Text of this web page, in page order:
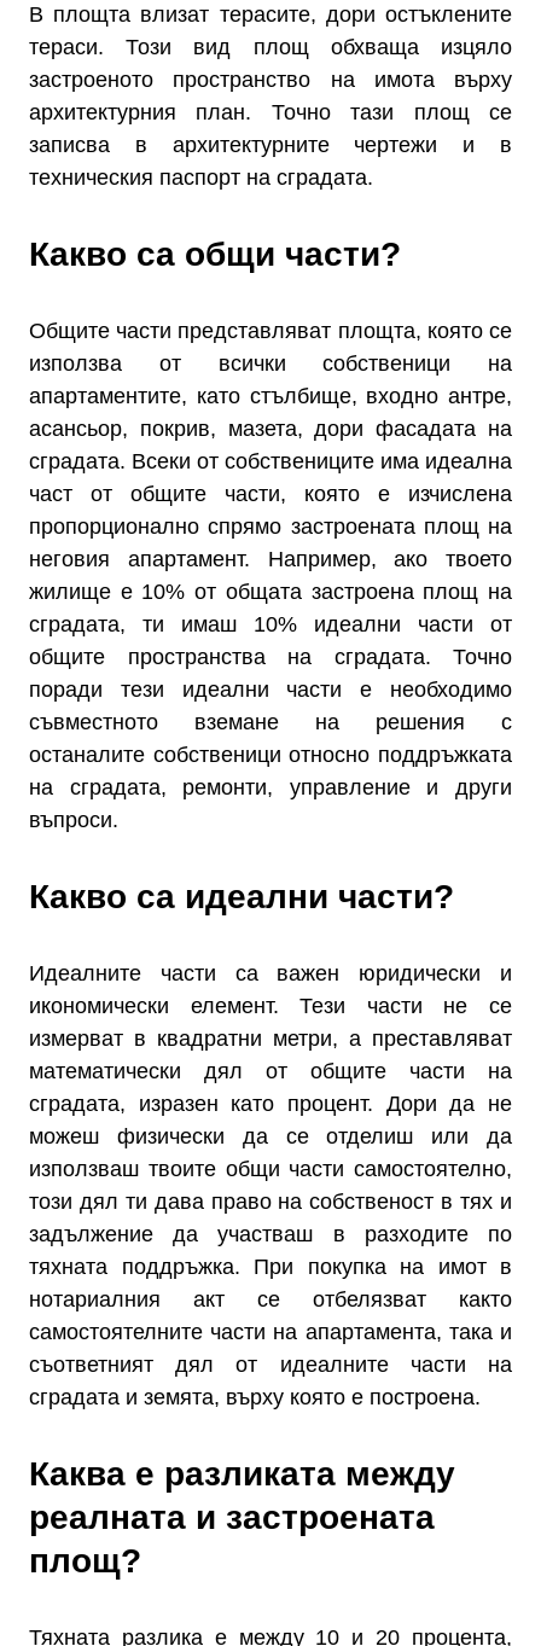
В площта влизат терасите, дори остъклените
тераси. Този вид площ обхваща изцяло
застроеното пространство на имота върху
архитектурния план. Точно тази площ се
записва в архитектурните чертежи и в
техническия паспорт на сградата.
Какво са общи части?
Общите части представляват площта, която се
използва от всички собственици на
апартаментите, като стълбище, входно антре,
асансьор, покрив, мазета, дори фасадата на
сградата. Всеки от собствениците има идеална
част от общите части, която е изчислена
пропорционално спрямо застроената площ на
неговия апартамент. Например, ако твоето
жилище е 10% от общата застроена площ на
сградата, ти имаш 10% идеални части от
общите пространства на сградата. Точно
поради тези идеални части е необходимо
съвместното вземане на решения с
останалите собственици относно поддръжката
на сградата, ремонти, управление и други
въпроси.
Какво са идеални части?
Идеалните части са важен юридически и
икономически елемент. Тези части не се
измерват в квадратни метри, а преставляват
математически дял от общите части на
сградата, изразен като процент. Дори да не
можеш физически да се отделиш или да
използваш твоите общи части самостоятелно,
този дял ти дава право на собственост в тях и
задължение да участваш в разходите по
тяхната поддръжка. При покупка на имот в
нотариалния акт се отбелязват както
самостоятелните части на апартамента, така и
съответният дял от идеалните части на
сградата и земята, върху която е построена.
Каква е разликата между
реалната и застроената
площ?
Тяхната разлика е между 10 и 20 процента,